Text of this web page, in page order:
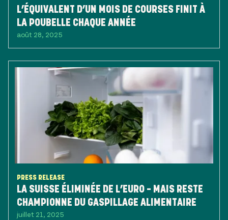
L’ÉQUIVALENT D’UN MOIS DE COURSES FINIT À
LA POUBELLE CHAQUE ANNÉE
août 28, 2025
PRESS RELEASE
LA SUISSE ÉLIMINÉE DE L’EURO – MAIS RESTE
CHAMPIONNE DU GASPILLAGE ALIMENTAIRE
juillet 21, 2025